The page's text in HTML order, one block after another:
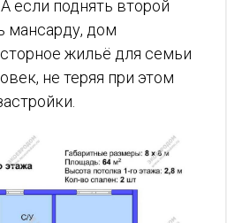
если поднять второй
мансарду, дом
жильё для семьи
не теряя при этом